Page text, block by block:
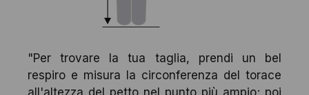
"Per trovare la tua taglia, prendi un bel
respiro e misura la circonferenza del torace
all'altezza del petto nel punto più ampio; poi